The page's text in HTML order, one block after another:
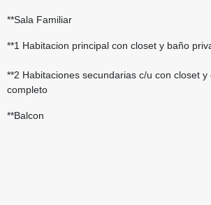
**Sala Familiar
**1 Habitacion principal con closet y baño
**2 Habitaciones secundarias c/u con closet
completo
**Balcon